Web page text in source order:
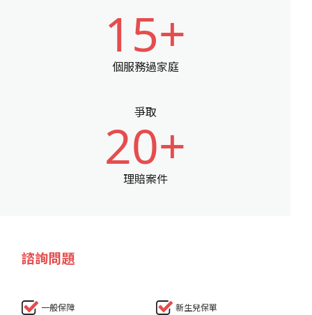
15+
個服務過家庭
爭取
20+
理賠案件
諮詢問題
一般保障
新生兒保單